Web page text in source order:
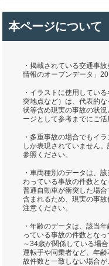
本ページについて
・掲載されている交通事
情報のオープンデータ」
・イラストに使用してい
突地点など）は、代表的
状等含め現実の事故の状
ージとして参考までにご活
・多重事故の場合でもイ
しか表現されていません
参照ください。
・車両種別のデータは、
わっている事故の件数と
普通自動車が衝突した場
含まれるため、現実の事
注意ください。
・年齢のデータは、該当
っている事故の件数とな
～34歳が関係している場
運転手や同乗者など、年
故件数と一致しない場合が